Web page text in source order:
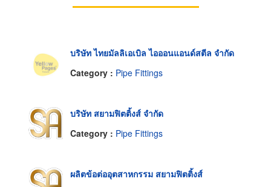
บริษัท ไทยมัลลิเอเบิล ไอออนแอนด์สตีล จำกัด
Category : Pipe Fittings
บริษัท สยามฟิตติ้งส์ จำกัด
Category : Pipe Fittings
ผลิตข้อต่ออุตสาหกรรม สยามฟิตติ้งส์